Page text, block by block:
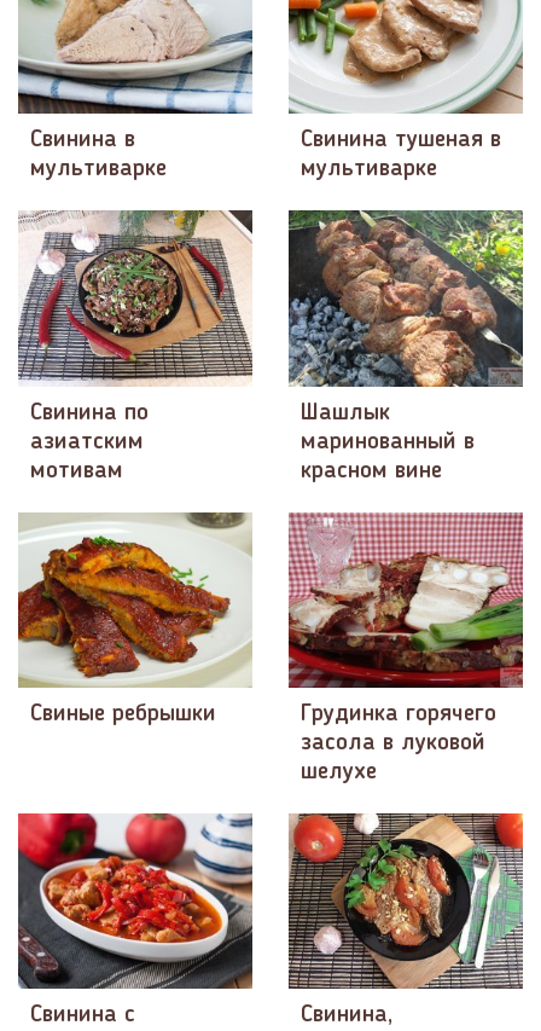
Свинина в
мультиварке
Свинина тушеная в
мультиварке
Свинина по
азиатским
мотивам
Шашлык
маринованный в
красном вине
Свиные ребрышки
Грудинка горячего
засола в луковой
шелухе
Свинина с
Свинина,